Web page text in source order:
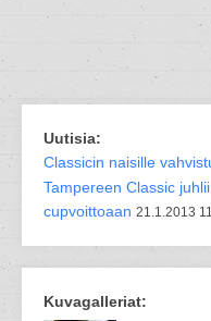
Uutisia:
Classicin naisille
Tampereen Classic
cupvoittoaan 21.1.2013
Kuvagalleriat: